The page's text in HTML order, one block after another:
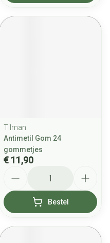
Tilman
Antimetil Gom 24
gommetjes
€ 11,90
Bestel